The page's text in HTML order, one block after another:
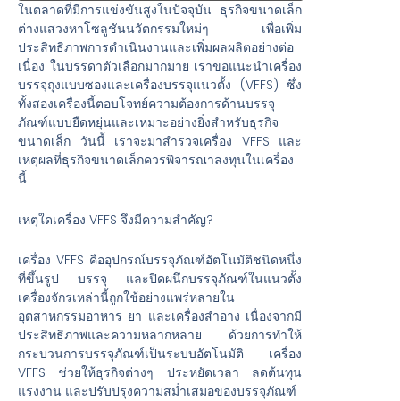
ในตลาดที่มีการแข่งขันสูงในปัจจุบัน ธุรกิจขนาดเล็ก
ต่างแสวงหาโซลูชันนวัตกรรมใหม่ๆ เพื่อเพิ่ม
ประสิทธิภาพการดำเนินงานและเพิ่มผลผลิตอย่างต่อ
เนื่อง ในบรรดาตัวเลือกมากมาย เราขอแนะนำเครื่อง
บรรจุถุงแบบซองและเครื่องบรรจุแนวตั้ง (VFFS) ซึ่ง
ทั้งสองเครื่องนี้ตอบโจทย์ความต้องการด้านบรรจุ
ภัณฑ์แบบยืดหยุ่นและเหมาะอย่างยิ่งสำหรับธุรกิจ
ขนาดเล็ก วันนี้ เราจะมาสำรวจเครื่อง VFFS และ
เหตุผลที่ธุรกิจขนาดเล็กควรพิจารณาลงทุนในเครื่อง
นี้
เหตุใดเครื่อง VFFS จึงมีความสำคัญ?
เครื่อง VFFS คืออุปกรณ์บรรจุภัณฑ์อัตโนมัติชนิดหนึ่ง
ที่ขึ้นรูป บรรจุ และปิดผนึกบรรจุภัณฑ์ในแนวตั้ง
เครื่องจักรเหล่านี้ถูกใช้อย่างแพร่หลายใน
อุตสาหกรรมอาหาร ยา และเครื่องสำอาง เนื่องจากมี
ประสิทธิภาพและความหลากหลาย ด้วยการทำให้
กระบวนการบรรจุภัณฑ์เป็นระบบอัตโนมัติ เครื่อง
VFFS ช่วยให้ธุรกิจต่างๆ ประหยัดเวลา ลดต้นทุน
แรงงาน และปรับปรุงความสม่ำเสมอของบรรจุภัณฑ์